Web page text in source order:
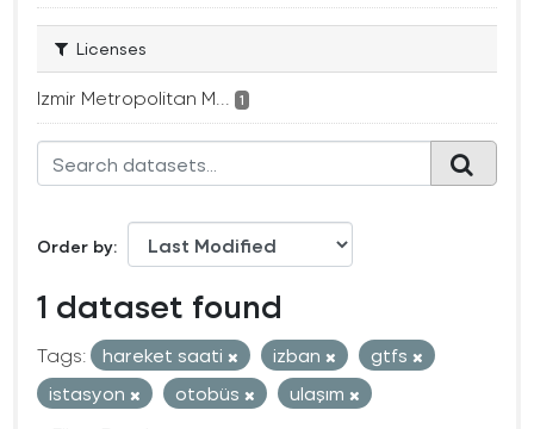
Licenses
Izmir Metropolitan M... 1
Order by
1 dataset found
Tags: hareket saati izban
gtfs
istasyon
otobüs
ulaşım